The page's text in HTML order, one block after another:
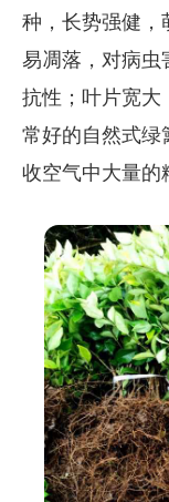
种，长势强健，
易凋落，对病虫
抗性；叶片宽大
常好的自然式绿
收空气中大量的